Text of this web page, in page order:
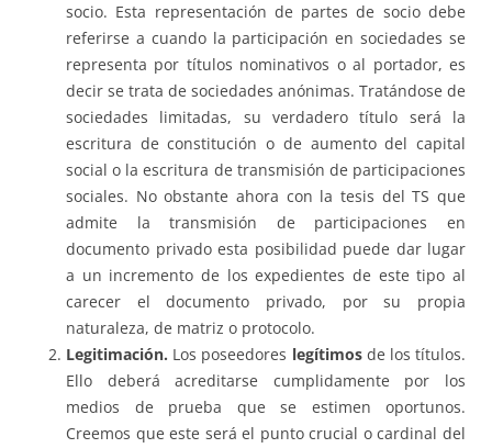
socio. Esta representación de partes de socio debe
referirse a cuando la participación en sociedades se
representa por títulos nominativos o al portador, es
decir se trata de sociedades anónimas. Tratándose de
sociedades limitadas, su verdadero título será la
escritura de constitución o de aumento del capital
social o la escritura de transmisión de participaciones
sociales. No obstante ahora con la tesis del TS que
admite la transmisión de participaciones en
documento privado esta posibilidad puede dar lugar
a un incremento de los expedientes de este tipo al
carecer el documento privado, por su propia
naturaleza, de matriz o protocolo.
Legitimación. Los poseedores legítimosde los títulos.
Ello deberá acreditarse cumplidamente por los
medios de prueba que se estimen oportunos.
Creemos que este será el punto crucial o cardinal del